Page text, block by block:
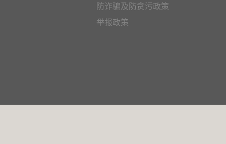
防诈骗及防贪污政策
举报政策